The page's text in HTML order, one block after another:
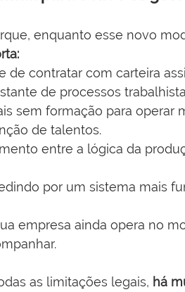
enquanto esse novo
de contratar com carteira
de processos
sem formação para operar
de talentos.
entre a lógica da
por um sistema mais
empresa ainda opera no
as limitações legais, há